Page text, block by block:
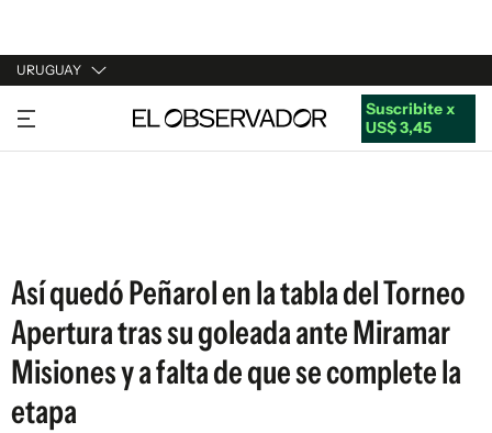
URUGUAY
URUGUAY
ARGENTINA
Suscribite x
US$ 3,45
Así quedó Peñarol en la tabla del Torneo
Apertura tras su goleada ante Miramar
Misiones y a falta de que se complete la
etapa